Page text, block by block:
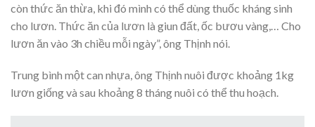
còn thức ăn thừa, khi đó mình có thể dùng thuốc kháng sinh
cho lươn. Thức ăn của lươn là giun đất, ốc bươu vàng,… Cho
lươn ăn vào 3h chiều mỗi ngày”, ông Thịnh nói.
Trung bình một can nhựa, ông Thịnh nuôi được khoảng 1kg
lươn giống và sau khoảng 8 tháng nuôi có thể thu hoạch.